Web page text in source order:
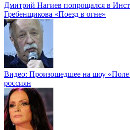
Дмитрий Нагиев попрощался в
Гребенщикова «Поезд в огне»
Видео: Произошедшее на шоу «Поле
россиян